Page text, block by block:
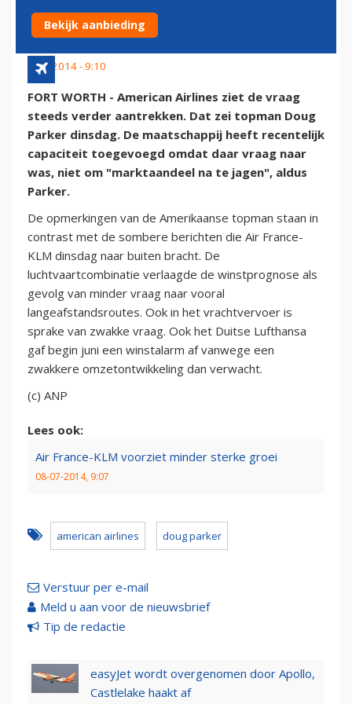
TOEKOMST
9 juli 2014 - 9:10
FORT WORTH - American Airlines ziet de vraag
steeds verder aantrekken. Dat zei topman Doug
Parker dinsdag. De maatschappij heeft recentelijk
capaciteit toegevoegd omdat daar vraag naar
was, niet om "marktaandeel na te jagen", aldus
Parker.
De opmerkingen van de Amerikaanse topman staan in
contrast met de sombere berichten die Air France-
KLM dinsdag naar buiten bracht. De
luchtvaartcombinatie verlaagde de winstprognose als
gevolg van minder vraag naar vooral
langeafstandsroutes. Ook in het vrachtvervoer is
sprake van zwakke vraag. Ook het Duitse Lufthansa
gaf begin juni een winstalarm af vanwege een
zwakkere omzetontwikkeling dan verwacht.
(c) ANP
Lees ook:
Air France-KLM voorziet minder sterke groei
08-07-2014, 9:07
american airlines doug parker
Verstuur per e-mail
Meld u aan voor de nieuwsbrief
Tip de redactie
easyJet wordt overgenomen door Apollo,
Castlelake haakt af
Bekijk aanbieding